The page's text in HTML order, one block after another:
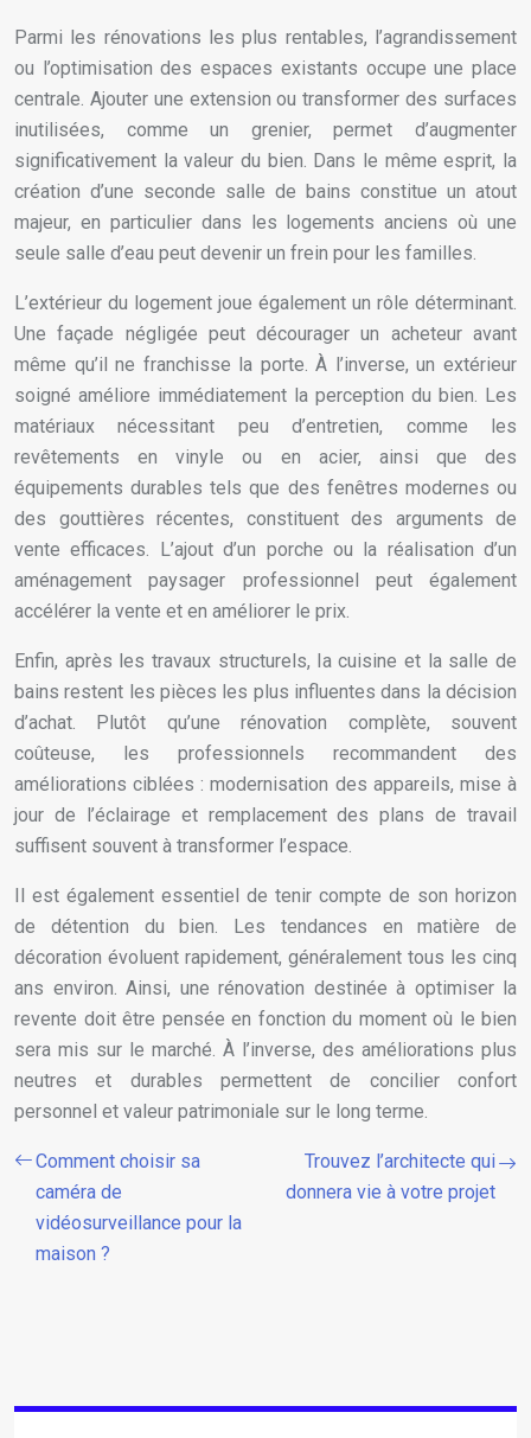
Parmi les rénovations les plus rentables, l’agrandissement
ou l’optimisation des espaces existants occupe une place
centrale. Ajouter une extension ou transformer des surfaces
inutilisées, comme un grenier, permet d’augmenter
significativement la valeur du bien. Dans le même esprit, la
création d’une seconde salle de bains constitue un atout
majeur, en particulier dans les logements anciens où une
seule salle d’eau peut devenir un frein pour les familles.
L’extérieur du logement joue également un rôle déterminant.
Une façade négligée peut décourager un acheteur avant
même qu’il ne franchisse la porte. À l’inverse, un extérieur
soigné améliore immédiatement la perception du bien. Les
matériaux nécessitant peu d’entretien, comme les
revêtements en vinyle ou en acier, ainsi que des
équipements durables tels que des fenêtres modernes ou
des gouttières récentes, constituent des arguments de
vente efficaces. L’ajout d’un porche ou la réalisation d’un
aménagement paysager professionnel peut également
accélérer la vente et en améliorer le prix.
Enfin, après les travaux structurels, la cuisine et la salle de
bains restent les pièces les plus influentes dans la décision
d’achat. Plutôt qu’une rénovation complète, souvent
coûteuse, les professionnels recommandent des
améliorations ciblées : modernisation des appareils, mise à
jour de l’éclairage et remplacement des plans de travail
suffisent souvent à transformer l’espace.
Il est également essentiel de tenir compte de son horizon
de détention du bien. Les tendances en matière de
décoration évoluent rapidement, généralement tous les cinq
ans environ. Ainsi, une rénovation destinée à optimiser la
revente doit être pensée en fonction du moment où le bien
sera mis sur le marché. À l’inverse, des améliorations plus
neutres et durables permettent de concilier confort
personnel et valeur patrimoniale sur le long terme.
Comment choisir sa
caméra de
vidéosurveillance pour la
maison ?
Trouvez l’architecte qui
donnera vie à votre projet